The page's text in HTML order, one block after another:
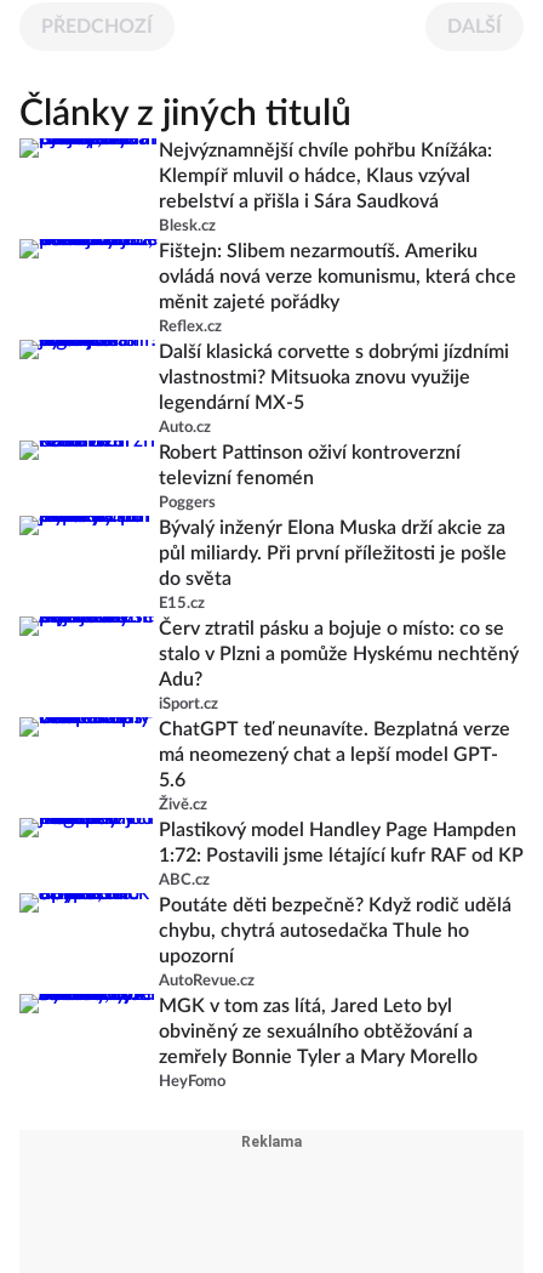
PŘEDCHOZÍ DALŠÍ
Články z jiných titulů
Nejvýznamnější chvíle pohřbu Knížáka:
Klempíř mluvil o hádce, Klaus vzýval
rebelství a přišla i Sára Saudková
Blesk.cz
Fištejn: Slibem nezarmoutíš. Ameriku
ovládá nová verze komunismu, která chce
měnit zajeté pořádky
Reflex.cz
Další klasická corvette s dobrými jízdními
vlastnostmi? Mitsuoka znovu využije
legendární MX-5
Auto.cz
Robert Pattinson oživí kontroverzní
televizní fenomén
Poggers
Bývalý inženýr Elona Muska drží akcie za
půl miliardy. Při první příležitosti je pošle
do světa
E15.cz
Červ ztratil pásku a bojuje o místo: co se
stalo v Plzni a pomůže Hyskému nechtěný
Adu?
iSport.cz
ChatGPT teď neunavíte. Bezplatná verze
má neomezený chat a lepší model GPT-
5.6
Živě.cz
Plastikový model Handley Page Hampden
1:72: Postavili jsme létající kufr RAF od KP
ABC.cz
Poutáte děti bezpečně? Když rodič udělá
chybu, chytrá autosedačka Thule ho
upozorní
AutoRevue.cz
MGK v tom zas lítá, Jared Leto byl
obviněný ze sexuálního obtěžování a
zemřely Bonnie Tyler a Mary Morello
HeyFomo